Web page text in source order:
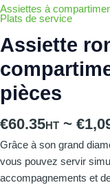
Assiettes à
Plats de service
Assiette
pièces
€60.35 ~ €
Grâce à son grand
vous pouvez servir
accompagnements et
ronde
écologique
à
compartiments
–
26
cm
-
500
pièces